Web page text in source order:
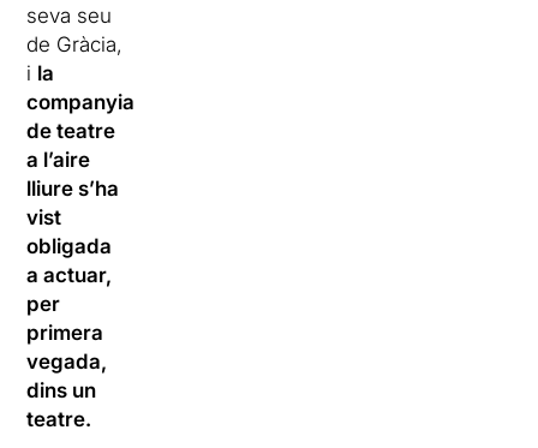
seva seu
de Gràcia,
i la
companyia
de teatre
a l’aire
lliure s’ha
vist
obligada
a actuar,
per
primera
vegada,
dins un
teatre.